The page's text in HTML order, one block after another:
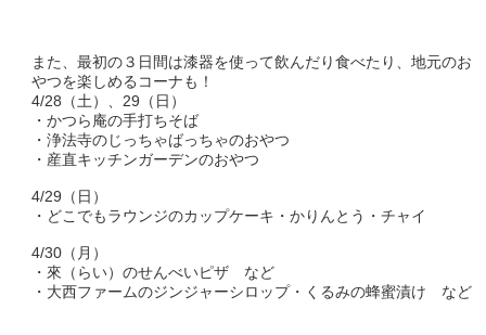
また、最初の３日間は漆器を使って飲んだり食べたり、地元のお
やつを楽しめるコーナも！
4/28（土）、29（日）
・かつら庵の手打ちそば
・浄法寺のじっちゃばっちゃのおやつ
・産直キッチンガーデンのおやつ
4/29（日）
・どこでもラウンジのカップケーキ・かりんとう・チャイ
4/30（月）
・來（らい）のせんべいピザ など
・大西ファームのジンジャーシロップ・くるみの蜂蜜漬け など